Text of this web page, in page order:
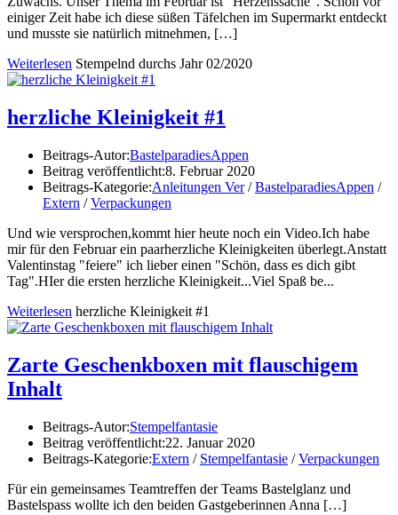
einiger Zeit habe ich diese süßen Täfelchen im Supermarkt entdeckt
und musste sie natürlich mitnehmen, […]
Weiterlesen Stempelnd durchs Jahr 02/2020
herzliche Kleinigkeit #1
Beitrags-Autor:BastelparadiesAppen
Beitrag veröffentlicht:8. Februar 2020
Beitrags-Kategorie:Anleitungen Ver / BastelparadiesAppen /
Extern / Verpackungen
Und wie versprochen,kommt hier heute noch ein Video.Ich habe
mir für den Februar ein paarherzliche Kleinigkeiten überlegt.Anstatt
Valentinstag "feiere" ich lieber einen "Schön, dass es dich gibt
Tag".HIer die ersten herzliche Kleinigkeit...Viel Spaß be...
Weiterlesen herzliche Kleinigkeit #1
Zarte Geschenkboxen mit flauschigem
Inhalt
Beitrags-Autor:Stempelfantasie
Beitrag veröffentlicht:22. Januar 2020
Beitrags-Kategorie:Extern / Stempelfantasie / Verpackungen
Für ein gemeinsames Teamtreffen der Teams Bastelglanz und
Bastelspass wollte ich den beiden Gastgeberinnen Anna […]